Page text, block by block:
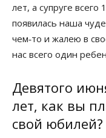
лет, а супруге всего
появилась наша
чем‑то и жалею в
нас всего один
Девятого
лет, как вы
свой юбилей?